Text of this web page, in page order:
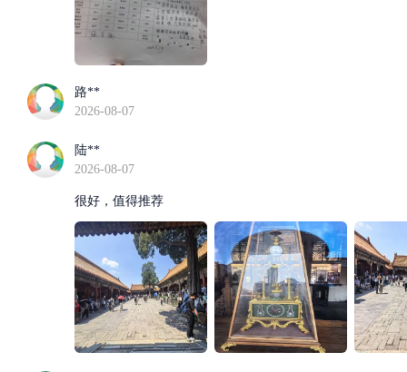
路**
2026-08-07
陆**
2026-08-07
很好，值得推荐